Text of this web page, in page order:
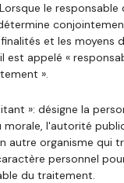
le responsable
et les moyens
est appelé «
».
»: désigne la
morale, l'autorité
autre organisme qui
personnel
du traitement.